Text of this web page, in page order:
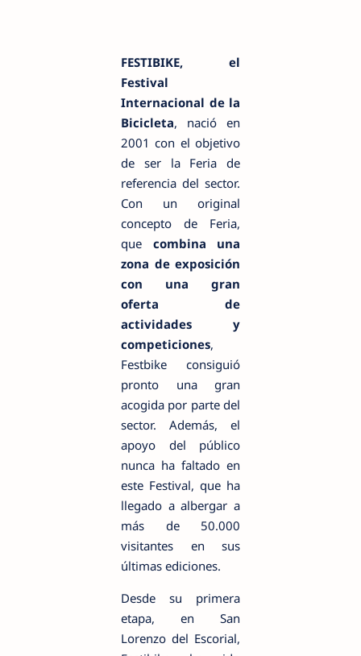
FESTIBIKE, el
Festival
Internacional de la
Bicicleta, nació en
2001 con el objetivo
de ser la Feria de
referencia del sector.
Con un original
concepto de Feria,
que combina una
zona de exposición
con una gran
oferta de
actividades y
competiciones,
Festbike consiguió
pronto una gran
acogida por parte del
sector. Además, el
apoyo del público
nunca ha faltado en
este Festival, que ha
llegado a albergar a
más de 50.000
visitantes en sus
últimas ediciones.
Desde su primera
etapa, en San
Lorenzo del Escorial,